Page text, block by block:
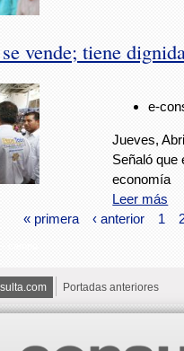
vende; tiene
e-
Jueves,
Señaló que
economía
Leer más
« primera
‹ anterior 1
Portadas anteriores